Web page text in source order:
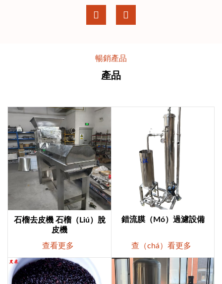
暢銷產品
產品
石榴去皮機 石榴（liú）脫
皮機
查看更多
錯流膜（mó）過濾設備
查（chá）看更多